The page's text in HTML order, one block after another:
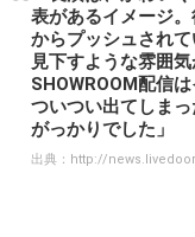
表があるイメージ
からプッシュされ
見下すような雰囲
SHOWROOM配信
ついつい出てしまっ
がっかりでした」
出典： http://